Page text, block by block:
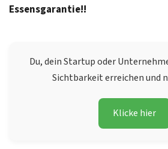
Essensgarantie!!
Du, dein Startup oder
Sichtbarkeit erreichen und
Klicke hier